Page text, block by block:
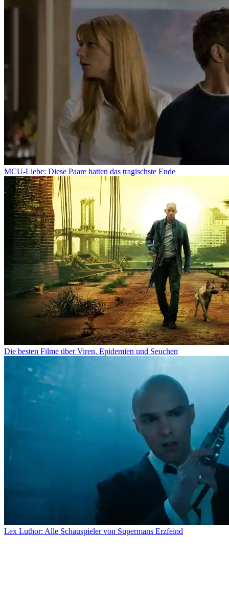
MCU-Liebe: Diese Paare hatten das tragischste Ende
Die besten Filme über Viren, Epidemien und Seuchen
Lex Luthor: Alle Schauspieler von Supermans Erzfeind